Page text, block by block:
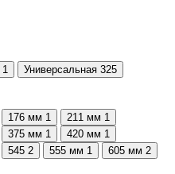
1 Универсальная 325
176 мм 1 211 мм 1
375 мм 1 420 мм 1
545 2 555 мм 1 605 мм 2